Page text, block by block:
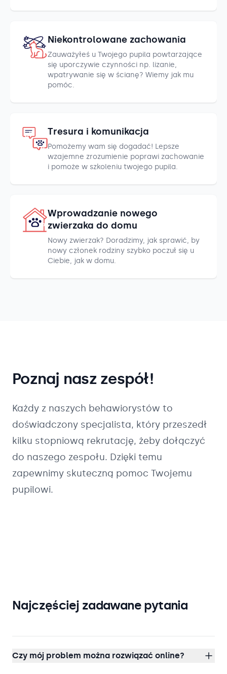
Niekontrolowane zachowania
Zauważyłeś u Twojego pupila powtarzające
się uporczywie czynności np. lizanie,
wpatrywanie się w ścianę? Wiemy jak mu
pomóc.
Tresura i komunikacja
Pomożemy wam się dogadać! Lepsze
wzajemne zrozumienie poprawi zachowanie
i pomoże w szkoleniu twojego pupila.
Wprowadzanie nowego
zwierzaka do domu
Nowy zwierzak? Doradzimy, jak sprawić, by
nowy członek rodziny szybko poczuł się u
Ciebie, jak w domu.
Poznaj nasz zespół!
Każdy z naszych behawiorystów to
doświadczony specjalista, który przeszedł
kilku stopniową rekrutację, żeby dołączyć
do naszego zespołu. Dzięki temu
zapewnimy skuteczną pomoc Twojemu
pupilowi.
Najczęściej zadawane pytania
Czy mój problem można rozwiązać online?